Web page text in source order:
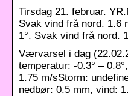
Tirsdag 21. februar.
Svak vind frå nord. 1.6
1°. Svak vind frå nord.
Værvarsel i dag
temperatur: -0.3° –
1.75 m/sStorm:
nedbør: 0.5 mm, vind: